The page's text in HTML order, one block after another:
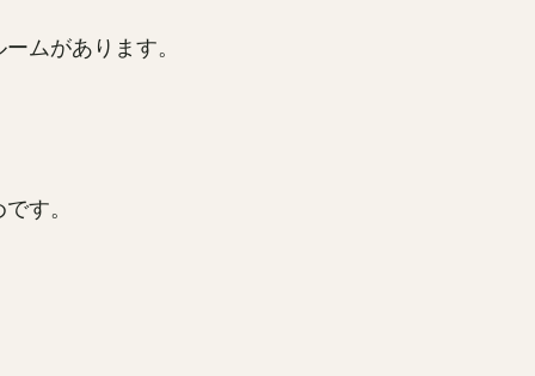
ムがあります。
す。